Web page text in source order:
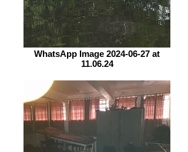
WhatsApp Image 2024-06-27 at
11.06.24